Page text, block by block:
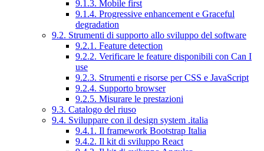
9.1.3. Mobile first
9.1.4. Progressive enhancement e Graceful
degradation
9.2. Strumenti di supporto allo sviluppo del software
9.2.1. Feature detection
9.2.2. Verificare le feature disponibili con Can I
use
9.2.3. Strumenti e risorse per CSS e JavaScript
9.2.4. Supporto browser
9.2.5. Misurare le prestazioni
9.3. Catalogo del riuso
9.4. Sviluppare con il design system .italia
9.4.1. Il framework Bootstrap Italia
9.4.2. Il kit di sviluppo React